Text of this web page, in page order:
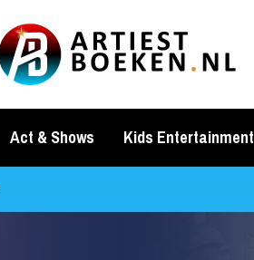
Act & Shows Kids Entertainment